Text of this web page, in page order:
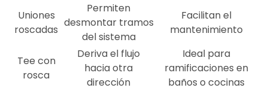
Uniones
roscadas
Permiten
desmontar tramos
del sistema
Facilitan el
mantenimiento
Tee con
rosca
Deriva el flujo
hacia otra
dirección
Ideal para
ramificaciones en
baños o cocinas